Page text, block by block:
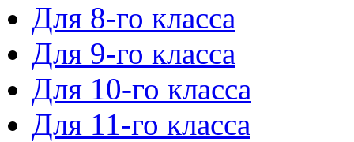
Для 8-го класса
Для 9-го класса
Для 10-го класса
Для 11-го класса